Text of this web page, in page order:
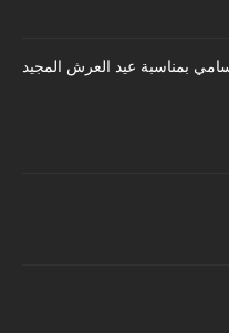
بمناسبة عيد العرش المجيد